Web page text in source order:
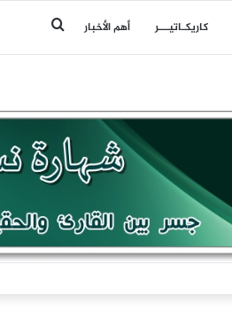
كاريكـاتيـــر أهم الأخبار بحث